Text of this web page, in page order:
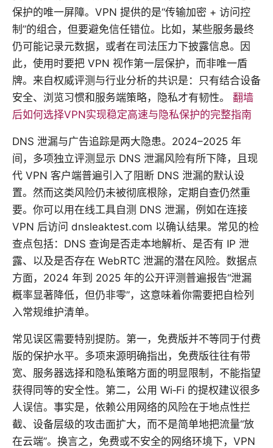
保护的唯一屏障。VPN 提供的是“传输加密 + 访问控
制”的组合，但要避免信任错位。比如，某些服务最终
仍可能记录元数据，或者在司法压力下披露信息。因
此，使用时要把 VPN 视作第一层保护，而非唯一盾
牌。来自权威评测与行业分析的共识是：只有结合设备
安全、浏览习惯和服务端策略，隐私才有韧性。 翻墙
后如何选择VPN实现稳定高速与隐私保护的完整指南
DNS 泄漏与广告追踪是两大隐患。2024–2025 年
间，多项独立评测显示 DNS 泄漏风险有所下降，且现
代 VPN 客户端普遍引入了阻断 DNS 泄漏的默认设
置。然而这类风险仍未被彻底根除，定期自查仍然重
要。你可以用在线工具自测 DNS 泄漏，例如在连接
VPN 后访问 dnsleaktest.com 以确认结果。常见的检
查点包括：DNS 查询是否走本地解析、是否有 IP 泄
露、以及是否存在 WebRTC 泄漏的潜在风险。数据点
方面，2024 年到 2025 年的公开评测普遍报告“泄漏
概率显著降低，但仍非零”，这意味着你需要把自检列
入常规维护清单。
常见误区需要特别提防。第一，免费版并不等同于付费
版的保护水平。多项来源明确指出，免费版往往有带
宽、服务器选择和隐私策略方面的明显限制，不能指望
获得同等的安全性。第二，公用 Wi‑Fi 的提权建议很多
人误信。事实是，依赖公用网络的风险在于地点性拦
截、设备层级的攻击面扩大，而不是简单地把流量“放
在云端”。换言之，免费或不安全的网络环境下，VPN